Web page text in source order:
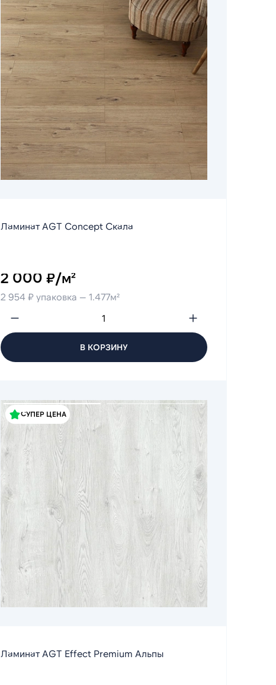
Ламинат AGT Concept Скала
2 000 ₽/м²
2 954 ₽ упаковка — 1.477м²
В КОРЗИНУ
СУПЕР ЦЕНА
Ламинат AGT Effect Premium Альпы